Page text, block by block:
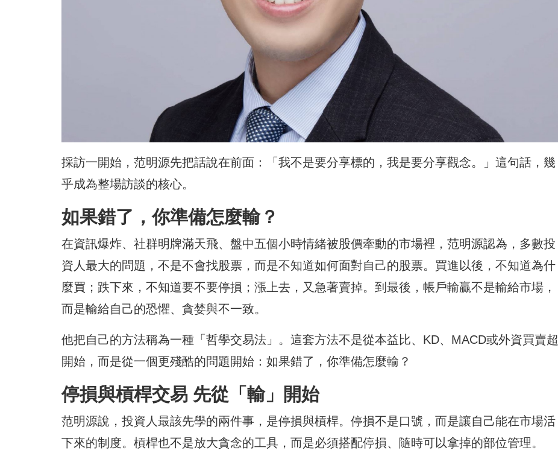
採訪一開始，范明源先把話說在前面：「我不是要分享標的，我是要分享觀念。」這句話，幾
乎成為整場訪談的核心。
如果錯了，你準備怎麼輸？
在資訊爆炸、社群明牌滿天飛、盤中五個小時情緒被股價牽動的市場裡，范明源認為，多數投
資人最大的問題，不是不會找股票，而是不知道如何面對自己的股票。買進以後，不知道為什
麼買；跌下來，不知道要不要停損；漲上去，又急著賣掉。到最後，帳戶輸贏不是輸給市場，
而是輸給自己的恐懼、貪婪與不一致。
他把自己的方法稱為一種「哲學交易法」。這套方法不是從本益比、KD、MACD或外資買賣超
開始，而是從一個更殘酷的問題開始：如果錯了，你準備怎麼輸？
停損與槓桿交易 先從「輸」開始
范明源說，投資人最該先學的兩件事，是停損與槓桿。停損不是口號，而是讓自己能在市場活
下來的制度。槓桿也不是放大貪念的工具，而是必須搭配停損、隨時可以拿掉的部位管理。